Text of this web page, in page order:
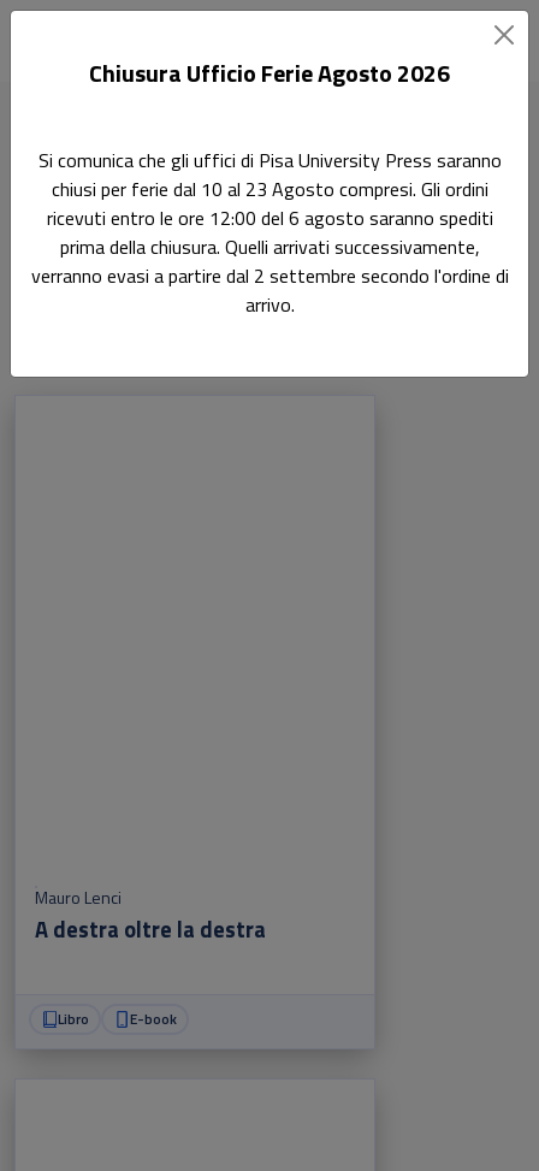
Scienze storiche, filosofiche, pedagogiche e psicologiche
Storia del Pensiero Politico 14/GSPS-03
Storia del Pensiero Politico
Mauro Lenci
A destra oltre la destra
Libro E-book
Chiusura Ufficio Ferie Agosto 2026
Si comunica che gli uffici di Pisa University Press saranno
chiusi per ferie dal 10 al 23 Agosto compresi. Gli ordini
ricevuti entro le ore 12:00 del 6 agosto saranno spediti
prima della chiusura. Quelli arrivati successivamente,
verranno evasi a partire dal 2 settembre secondo l'ordine di
arrivo.